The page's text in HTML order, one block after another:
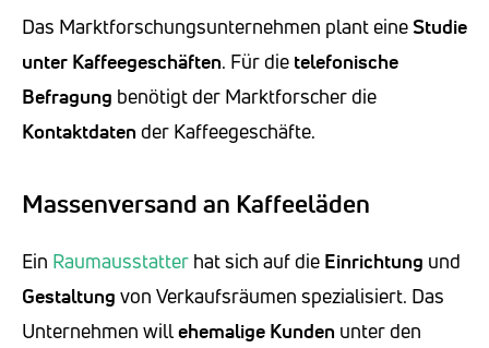
Das Marktforschungsunternehmen plant eineStudie
unter Kaffeegeschäften. Für die telefonische
Befragung benötigt der Marktforscher die
Kontaktdaten der Kaffeegeschäfte.
Massenversand an Kaffeeläden
Ein Raumausstatter hat sich auf die Einrichtung und
Gestaltung von Verkaufsräumen spezialisiert. Das
Unternehmen willehemalige Kunden unter den